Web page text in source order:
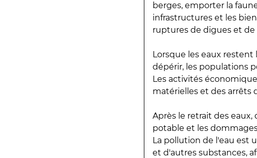
berges, emporter la
infrastructures et les
ruptures de digues et de
Lorsque les eaux
dépérir, les populations
Les activités
matérielles et des arrêts
Après le retrait des
potable et les
La pollution de l'eau est
et d'autres substances,